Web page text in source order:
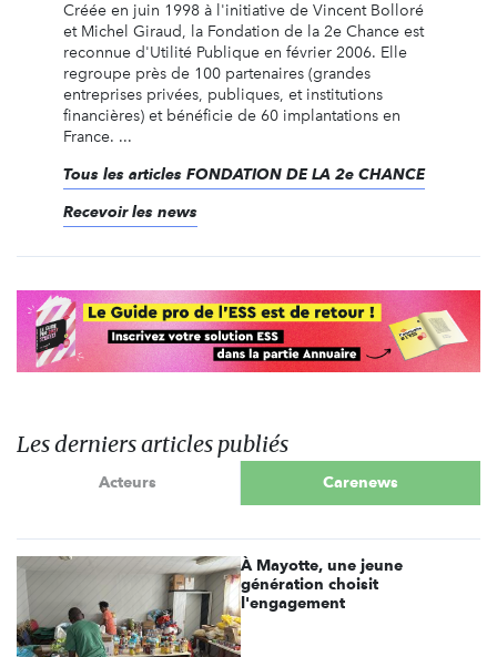
Créée en juin 1998 à l'initiative de Vincent Bolloré
et Michel Giraud, la Fondation de la 2e Chance est
reconnue d'Utilité Publique en février 2006. Elle
regroupe près de 100 partenaires (grandes
entreprises privées, publiques, et institutions
financières) et bénéficie de 60 implantations en
France. ...
Tous les articles FONDATION DE LA 2e CHANCE
Recevoir les news
Les derniers articles publiés
Acteurs Carenews
À Mayotte, une jeune
génération choisit
l'engagement